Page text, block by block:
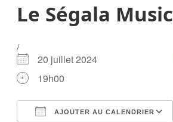
Le Ségala
/
20 juillet 2024
19h00
AJOUTER AU CALENDRIER